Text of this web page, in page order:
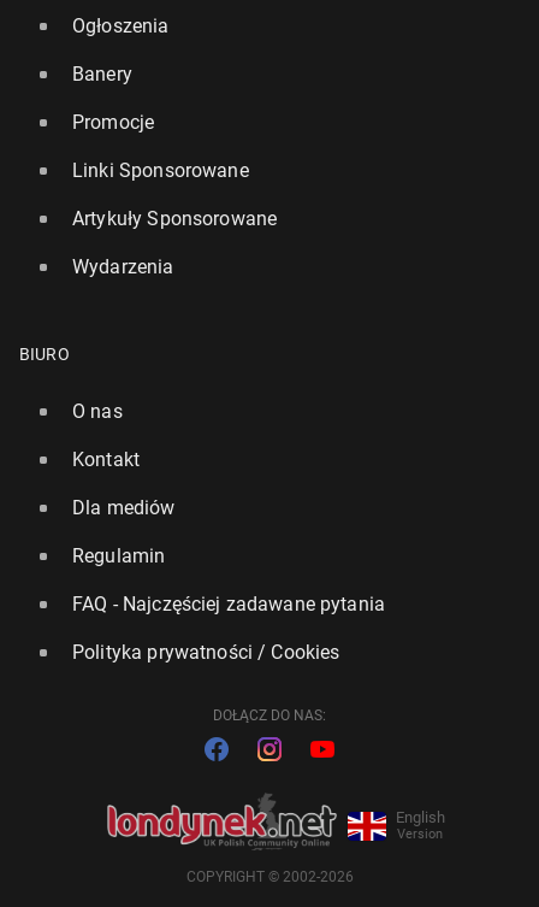
Ogłoszenia
Banery
Promocje
Linki Sponsorowane
Artykuły Sponsorowane
Wydarzenia
BIURO
O nas
Kontakt
Dla mediów
Regulamin
FAQ - Najczęściej zadawane pytania
Polityka prywatności / Cookies
DOŁĄCZ DO NAS:
English
Version
COPYRIGHT © 2002-2026